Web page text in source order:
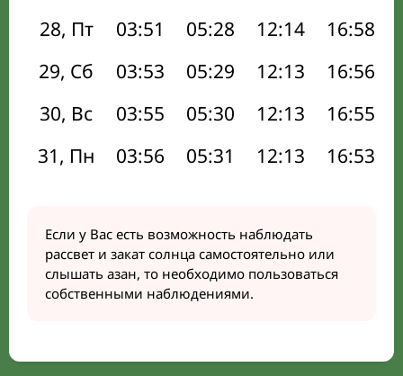
28, Пт
03:51 05:28 12:14 16:58
29, Сб
03:53 05:29 12:13 16:56
30, Вс
03:55 05:30 12:13 16:55
31, Пн
03:56 05:31 12:13 16:53
Если у Вас есть возможность наблюдать
рассвет и закат солнца самостоятельно или
слышать азан, то необходимо пользоваться
собственными наблюдениями.